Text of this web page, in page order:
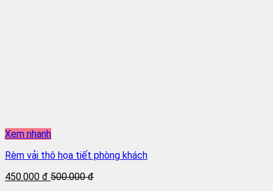
Xem nhanh
Rèm vải thô họa tiết phòng khách
450.000 đ 500.000 đ